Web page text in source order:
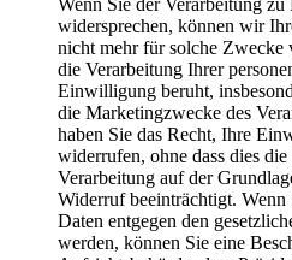
Wenn Sie der Verarbeitung
widersprechen, können wir
nicht mehr für solche Zwecke
die Verarbeitung Ihrer
Einwilligung beruht,
die Marketingzwecke des
haben Sie das Recht, Ihre
widerrufen, ohne dass dies
Verarbeitung auf der
Widerruf beeinträchtigt.
Daten entgegen den
werden, können Sie eine